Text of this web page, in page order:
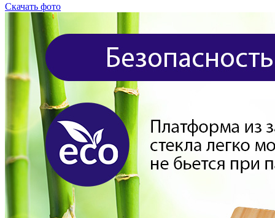
Скачать фото